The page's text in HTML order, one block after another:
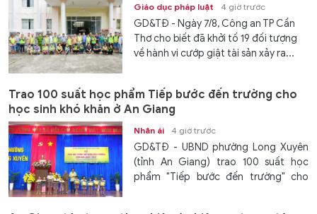
Giáo dục pháp luật 4 giờ trước
GD&TĐ - Ngày 7/8, Công an TP Cần
Thơ cho biết đã khởi tố 19 đối tượng
về hành vi cướp giật tài sản xảy ra...
Trao 100 suất học phẩm Tiếp bước đến trường cho
học sinh khó khăn ở An Giang
Nhân ái 4 giờ trước
GD&TĐ - UBND phường Long Xuyên
(tỉnh An Giang) trao 100 suất học
phẩm "Tiếp bước đến trường" cho